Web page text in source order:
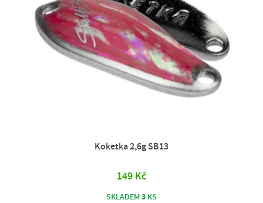
Koketka 2,6g SB13
149 Kč
SKLADEM3 KS